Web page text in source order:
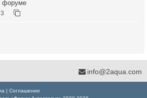
форуме
info@2aqua.com
| Соглашение